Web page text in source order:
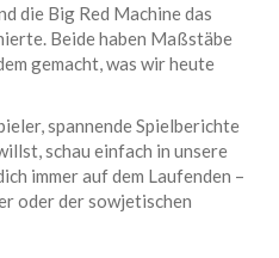
die Big Red Machine das
Beide haben Maßstäbe
gemacht, was wir heute
spannende Spielberichte
schau einfach in unsere
immer auf dem Laufenden –
oder der sowjetischen